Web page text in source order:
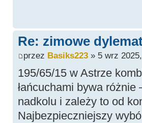
Re: zimowe
przez Basiks223» 5 wrz
195/65/15 w Astrze
łańcuchami bywa
nadkolu i zależy to od
Najbezpieczniejszy